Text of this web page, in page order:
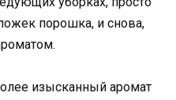
порошка, и снова,
изысканный аромат